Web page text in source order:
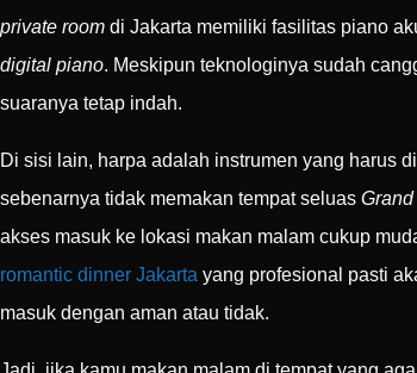
private room di Jakarta memiliki fasilitas piano
digital piano. Meskipun teknologinya sudah
suaranya tetap indah.
Di sisi lain, harpa adalah instrumen yang harus
sebenarnya tidak memakan tempat seluas
akses masuk ke lokasi makan malam cukup
romantic dinner Jakarta yang profesional pasti
masuk dengan aman atau tidak.